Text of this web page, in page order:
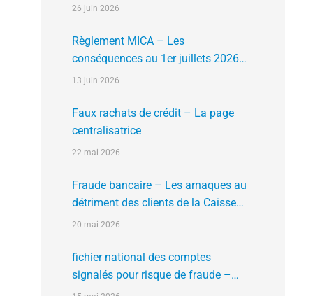
faire?
26 juin 2026
Règlement MICA – Les
conséquences au 1er juillets 2026
des plates formes crypto n’ayant pas
13 juin 2026
Faux rachats de crédit – La page
centralisatrice
22 mai 2026
Fraude bancaire – Les arnaques au
détriment des clients de la Caisse
d’Epargne
20 mai 2026
fichier national des comptes
signalés pour risque de fraude –
FNC-RF : un nouveau rempart contre